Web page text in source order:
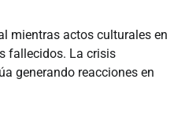
mientras actos culturales en
fallecidos. La crisis
generando reacciones en